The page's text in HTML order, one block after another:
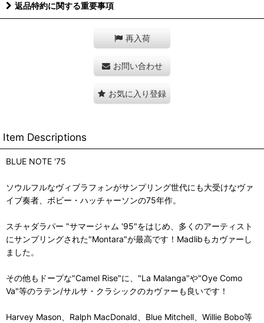
返品特約に関する重要事項
再入荷
お問い合わせ
お気に入り登録
Item Descriptions
BLUE NOTE '75
ソウルフルなヴィブラフォンがサンプリング世代にも大受けなヴァ
イブ奏者、ボビー・ハッチャーソンの75年作。
スチャダラパー "サマージャム '95"をはじめ、多くのアーティスト
にサンプリングされた"Montara"が最高です！Madlibもカヴァーし
ました。
その他もドープな"Camel Rise"に、"La Malanga"や"Oye Como
Va"等のラテン/サルサ・クラシックのカヴァーも良いです！
Harvey Mason、Ralph MacDonald、Blue Mitchell、Willie Bobo等